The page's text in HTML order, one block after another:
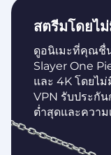
สตรีมโดยไ
ดูอนิเมะที่คุณชื่
Slayer One
และ 4K โดยไ
VPN รับประกั
ต่ำสุดและควา